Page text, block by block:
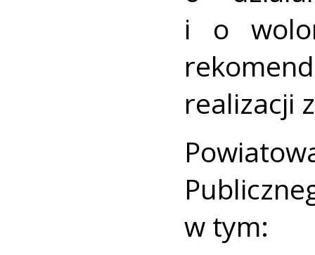
i o
realizacji
w tym: